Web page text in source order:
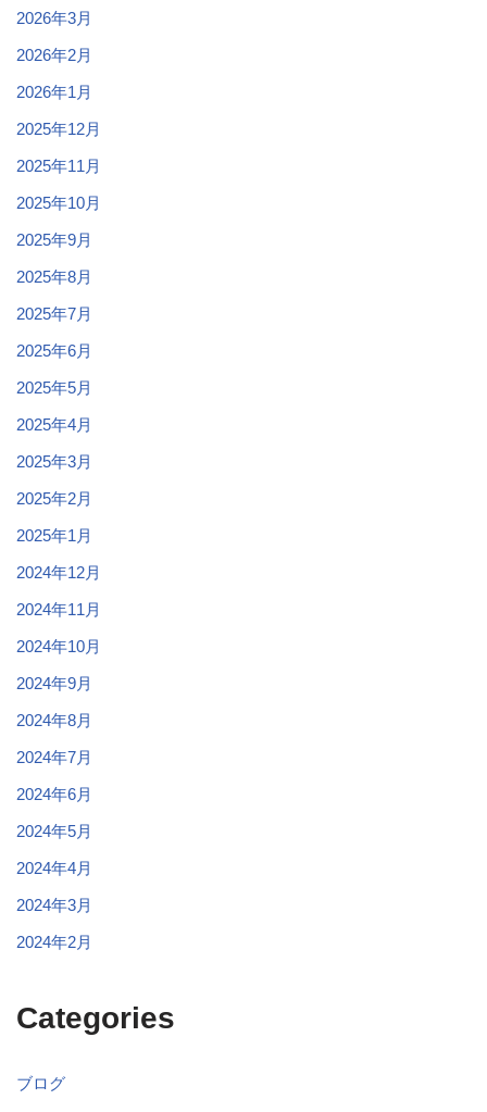
2026年3月
2026年2月
2026年1月
2025年12月
2025年11月
2025年10月
2025年9月
2025年8月
2025年7月
2025年6月
2025年5月
2025年4月
2025年3月
2025年2月
2025年1月
2024年12月
2024年11月
2024年10月
2024年9月
2024年8月
2024年7月
2024年6月
2024年5月
2024年4月
2024年3月
2024年2月
Categories
ブログ